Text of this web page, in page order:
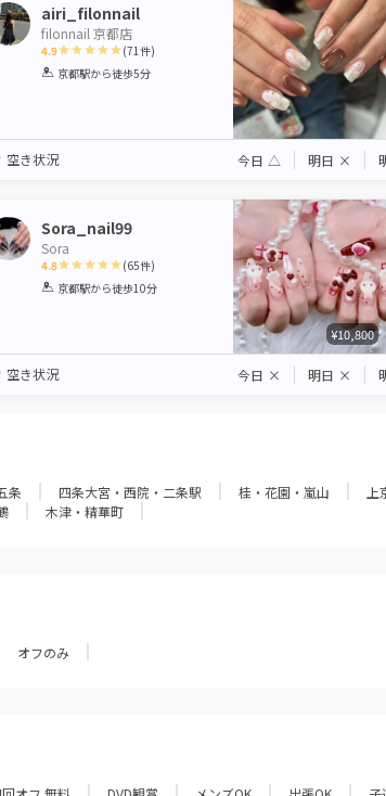
airi_filonnail
filonnail 京都店
4.9
1 2 3 4 5
(71 件)
京都駅から徒歩5分
空き状況 今日 △ 明日 ×
Sora_nail99
Sora
4.8
1 2 3 4 5
(65件)
京都駅から徒歩10分
¥10,800
空き状況 今日 × 明日 ×
条 四条大宮・西院・二条駅 桂・花園・嵐山
木津・精華町
オフのみ